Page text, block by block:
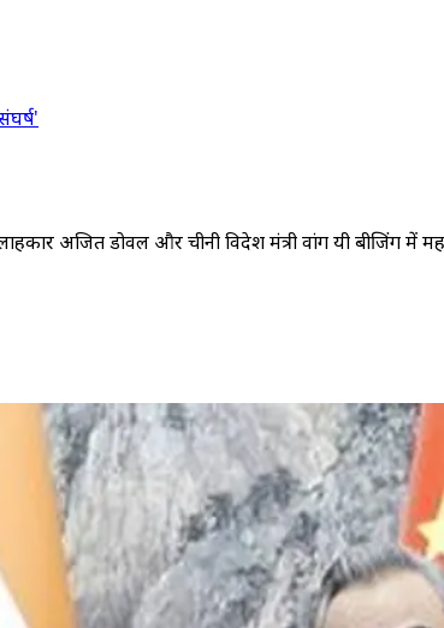
अजित डोवल और चीनी विदेश मंत्री वांग यी बीजिंग में